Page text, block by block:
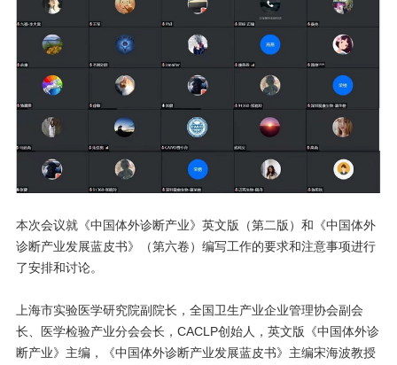
本次会议就《中国体外诊断产业》英文版（第二版）和《中国体外
诊断产业发展蓝皮书》（第六卷）编写工作的要求和注意事项进行
了安排和讨论。
上海市实验医学研究院副院长，全国卫生产业企业管理协会副会
长、医学检验产业分会会长，CACLP创始人，英文版《中国体外诊
断产业》主编，《中国体外诊断产业发展蓝皮书》主编宋海波教授